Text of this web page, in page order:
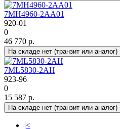
7MH4960-2AA01
920-01
0
46 770 р.
На складе нет (транзит или аналог)
7ML5830-2AH
923-96
0
15 587 р.
На складе нет (транзит или аналог)
|<